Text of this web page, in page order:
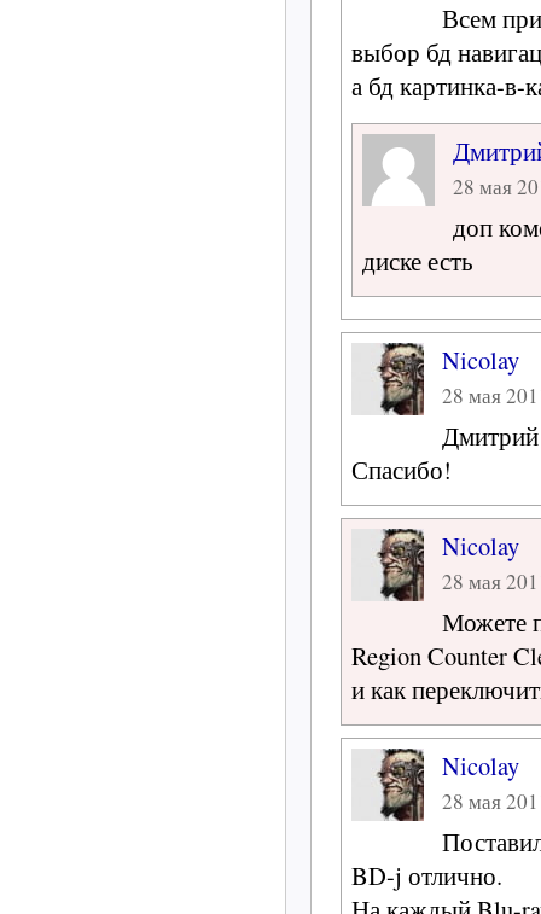
Всем
выбор бд
а бд картинка-в-
28 мая
доп
диске есть
Nicolay
28 мая
Дмитрий
Спасибо!
Nicolay
28 мая
Можете
Region Counter
и как
Nicolay
28 мая
BD-j отлично.